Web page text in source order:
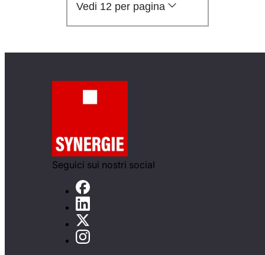
Vedi 12 per pagina
Seguici sui nostri social